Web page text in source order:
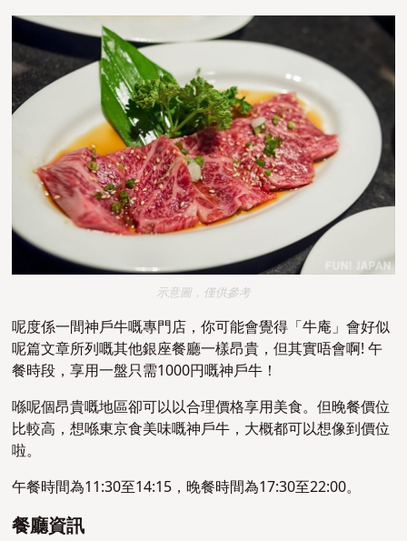
示意圖，僅供參考
呢度係一間神戶牛嘅專門店，你可能會覺得「牛庵」會好似
呢篇文章所列嘅其他銀座餐廳一樣昂貴，但其實唔會啊! 午
餐時段，享用一盤只需1000円嘅神戶牛！
喺呢個昂貴嘅地區卻可以以合理價格享用美食。但晚餐價位
比較高，想喺東京食美味嘅神戶牛，大概都可以想像到價位
啦。
午餐時間為11:30至14:15，晚餐時間為17:30至22:00。
餐廳資訊